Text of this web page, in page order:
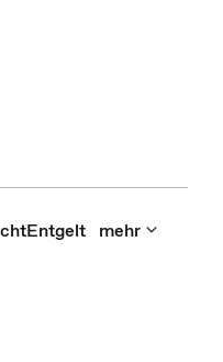
Entgelt mehr